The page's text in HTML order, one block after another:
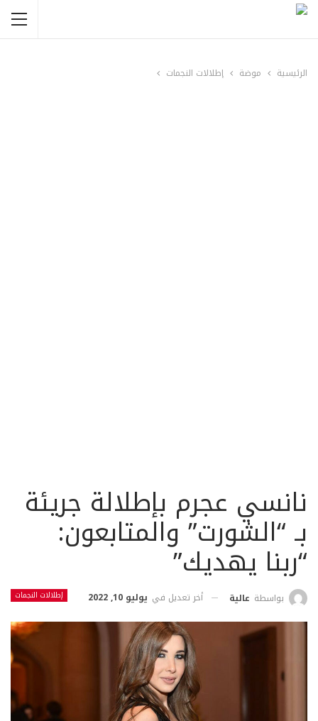
الرئيسية موضة إطلالات النجمات
نانسي عجرم بإطلالة جريئة
بـ “الشورت” والمتابعون:
“ربنا يهديك”
إطلالات النجمات بواسطة عالية أخر تعديل في يوليو 10, 2022